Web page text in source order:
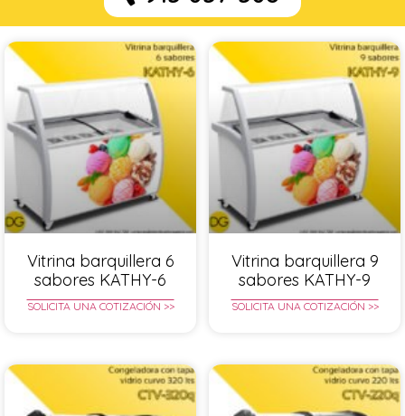
Vitrina barquillera 6
sabores KATHY-6
SOLICITA UNA COTIZACIÓN >>
Vitrina barquillera 9
sabores KATHY-9
SOLICITA UNA COTIZACIÓN >>